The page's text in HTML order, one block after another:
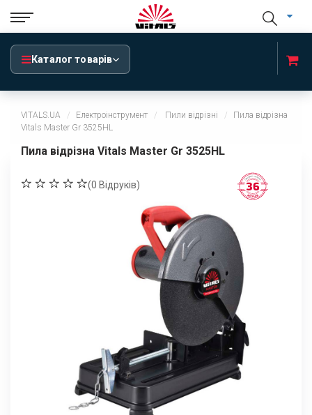
Каталог товарів
VITALS.UA Електроінструмент Пили відрізні
Пила відрізна
Vitals Master Gr 3525HL
Пила відрізна Vitals Master Gr 3525HL
(0 Відруків)